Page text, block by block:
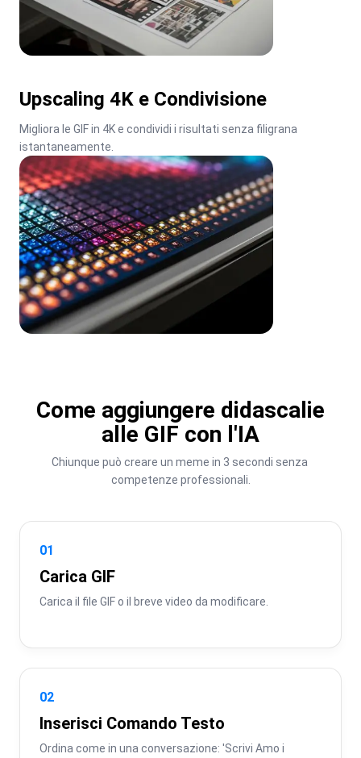
Upscaling 4K e Condivisione
Migliora le GIF in 4K e condividi i risultati senza filigrana
istantaneamente.
Come aggiungere didascalie
alle GIF con l'IA
Chiunque può creare un meme in 3 secondi senza
competenze professionali.
01
Carica GIF
Carica il file GIF o il breve video da modificare.
02
Inserisci Comando Testo
Ordina come in una conversazione: 'Scrivi Amo i